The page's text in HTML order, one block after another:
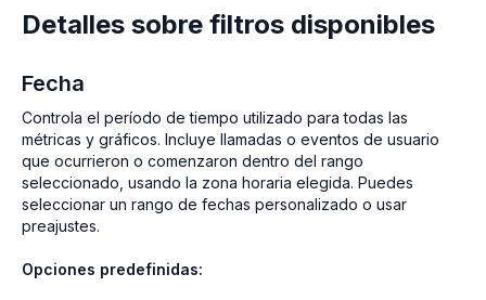
Detalles sobre filtros disponibles
Fecha
Controla el período de tiempo utilizado para todas las
métricas y gráficos. Incluye llamadas o eventos de usuario
que ocurrieron o comenzaron dentro del rango
seleccionado, usando la zona horaria elegida. Puedes
seleccionar un rango de fechas personalizado o usar
preajustes.
Opciones predefinidas: